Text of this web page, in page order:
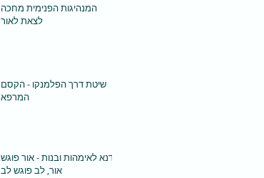
המנהיגות הפנימית מחכה
לצאת לאור
שיטת דרך הפלמנקו - הקסם
המרפא
סדנא לאימהות ובנות - אור פוגש
אור, לב פוגש לב